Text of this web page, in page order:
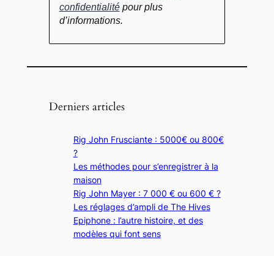
confidentialitépour plus
d’informations.
Derniers articles
Rig John Frusciante : 5000€ ou 800€
?
Les méthodes pour s’enregistrer à la
maison
Rig John Mayer : 7 000 € ou 600 € ?
Les réglages d’ampli de The Hives
Epiphone : l’autre histoire, et des
modèles qui font sens